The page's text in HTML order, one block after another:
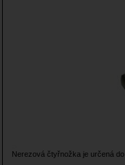
Nerezová čtyřnožka je určená